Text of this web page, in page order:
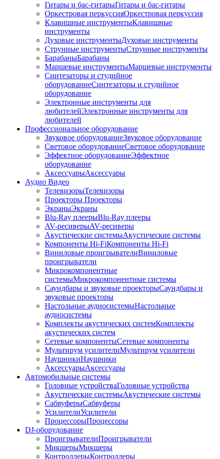
Гитары и бас-гитарыГитары и бас-гитары
Оркестровая перкуссияОркестровая перкуссия
Клавишные инструментыКлавишные
инструменты
Духовые инструментыДуховые инструменты
Струнные инструментыСтрунные инструменты
БарабаныБарабаны
Маршевые инструментыМаршевые инструменты
Синтезаторы и студийное
оборудованиеСинтезаторы и студийное
оборудование
Электронные инструменты для
любителейЭлектронные инструменты для
любителей
Профессиональное оборудование
Звуковое оборудованиеЗвуковое оборудование
Световое оборудованиеСветовое оборудование
Эффектное оборудованиеЭффектное
оборудование
АксессуарыАксессуары
Аудио Видео
ТелевизорыТелевизоры
Проекторы Проекторы
ЭкраныЭкраны
Blu-Ray плеерыBlu-Ray плееры
AV-ресиверыAV-ресиверы
Акустические системыАкустические системы
Компоненты Hi-FiКомпоненты Hi-Fi
Виниловые проигрывателиВиниловые
проигрыватели
Микрокомпонентные
системыМикрокомпонентные системы
Саундбары и звуковые проекторыСаундбары и
звуковые проекторы
Настольные аудиосистемыНастольные
аудиосистемы
Комплекты акустических системКомплекты
акустических систем
Сетевые компонентыСетевые компоненты
Мультирум усилителиМультирум усилители
НаушникиНаушники
АксессуарыАксессуары
Автомобильные системы
Головные устройстваГоловные устройства
Акустические системыАкустические системы
СабвуферыСабвуферы
УсилителиУсилители
ПроцессорыПроцессоры
DJ-оборудование
ПроигрывателиПроигрыватели
МикшерыМикшеры
КонтроллерыКонтроллеры